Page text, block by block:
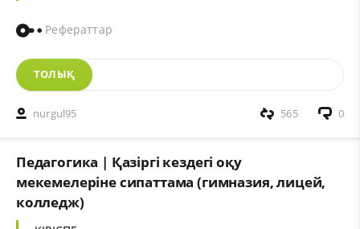
Рефераттар
ТОЛЫҚ
nurgul95 0
565
Педагогика | Қазіргі кездегі оқу
мекемелеріне сипаттама (гимназия, лицей,
колледж)